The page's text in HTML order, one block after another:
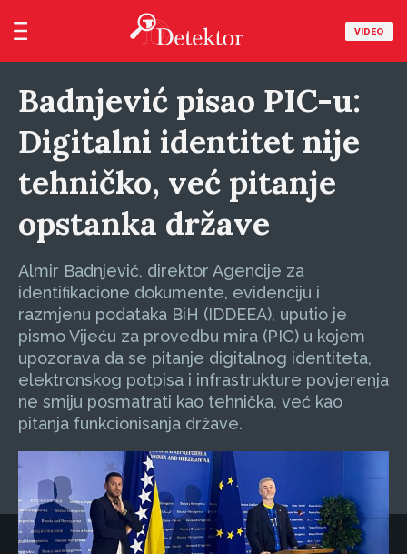
VIDEO
Badnjević pisao PIC-u:
Digitalni identitet nije
tehničko, već pitanje
opstanka države
Almir Badnjević, direktor Agencije za
identifikacione dokumente, evidenciju i
razmjenu podataka BiH (IDDEEA), uputio je
pismo Vijeću za provedbu mira (PIC) u kojem
upozorava da se pitanje digitalnog identiteta,
elektronskog potpisa i infrastrukture povjerenja
ne smiju posmatrati kao tehnička, već kao
pitanja funkcionisanja države.